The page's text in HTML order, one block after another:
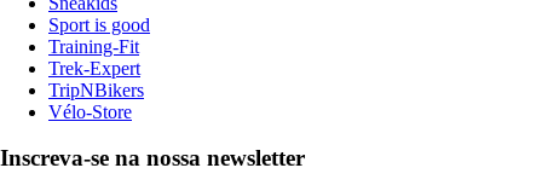
Sport is good
Training-Fit
Trek-Expert
TripNBikers
Vélo-Store
Inscreva-se na nossa newsletter